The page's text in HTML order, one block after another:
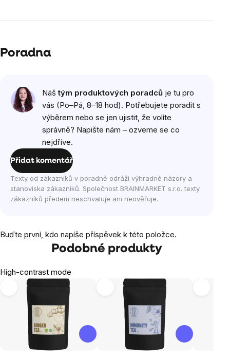
Poradna
Náštým produktových poradců je tu pro
vás (Po–Pá, 8–18 hod). Potřebujete poradit s
výběrem nebo se jen ujistit, že volíte
správně? Napište nám – ozveme se co
nejdříve.
Přidat komentář
Texty od zákazníků v poradně odráží výhradně názory a
stanoviska zákazníků. Společnost BRAINMARKET s.r.o. texty
zákazníků předem neschvaluje ani neověřuje.
Buďte první, kdo napíše příspěvek k této položce.
Podobné produkty
High-contrast mode